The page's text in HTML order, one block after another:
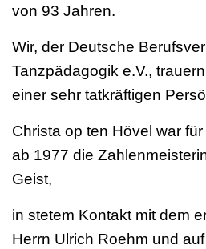
von 93 Jahren.
Wir, der Deutsche
Tanzpädagogik e.V.,
einer sehr tatkräftigen
Christa op ten Hövel war
ab 1977 die
Geist,
in stetem Kontakt mit dem
Herrn Ulrich Roehm und